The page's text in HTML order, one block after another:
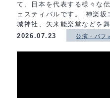
て、日本を代表する様々な
ェスティバルです。 神楽坂
城神社、矢来能楽堂などを
2026.07.23
公演・パフ